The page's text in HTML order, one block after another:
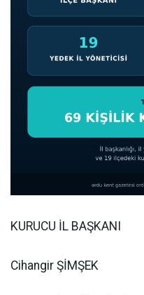
KURUCU İL BAŞKANI
Cihangir ŞİMŞEK